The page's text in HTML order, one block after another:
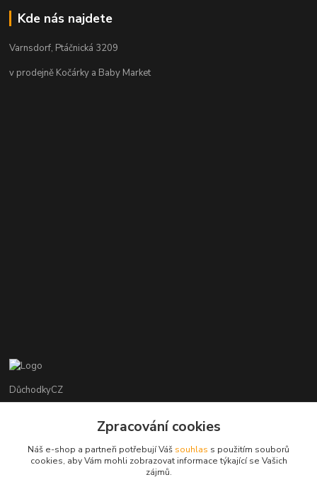
Kde nás najdete
Varnsdorf, Ptáčnická 3209
v prodejně Kočárky a Baby Market
DůchodkyCZ
+420 412384749
objednavky@duchodky.cz
Zpracování cookies
Náš e-shop a partneři potřebují Váš souhlas s použitím souborů
cookies, aby Vám mohli zobrazovat informace týkající se Vašich
zájmů.